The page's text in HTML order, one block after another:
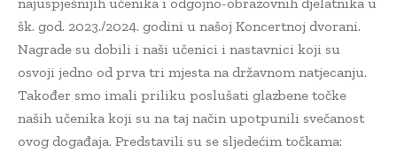
šk. god. 2023./2024. godini u našoj Koncertnoj dvorani.
Nagrade su dobili i naši učenici i nastavnici koji su
osvoji jedno od prva tri mjesta na državnom natjecanju.
Također smo imali priliku poslušati glazbene točke
naših učenika koji su na taj način upotpunili svečanost
ovog događaja. Predstavili su se sljedećim točkama: